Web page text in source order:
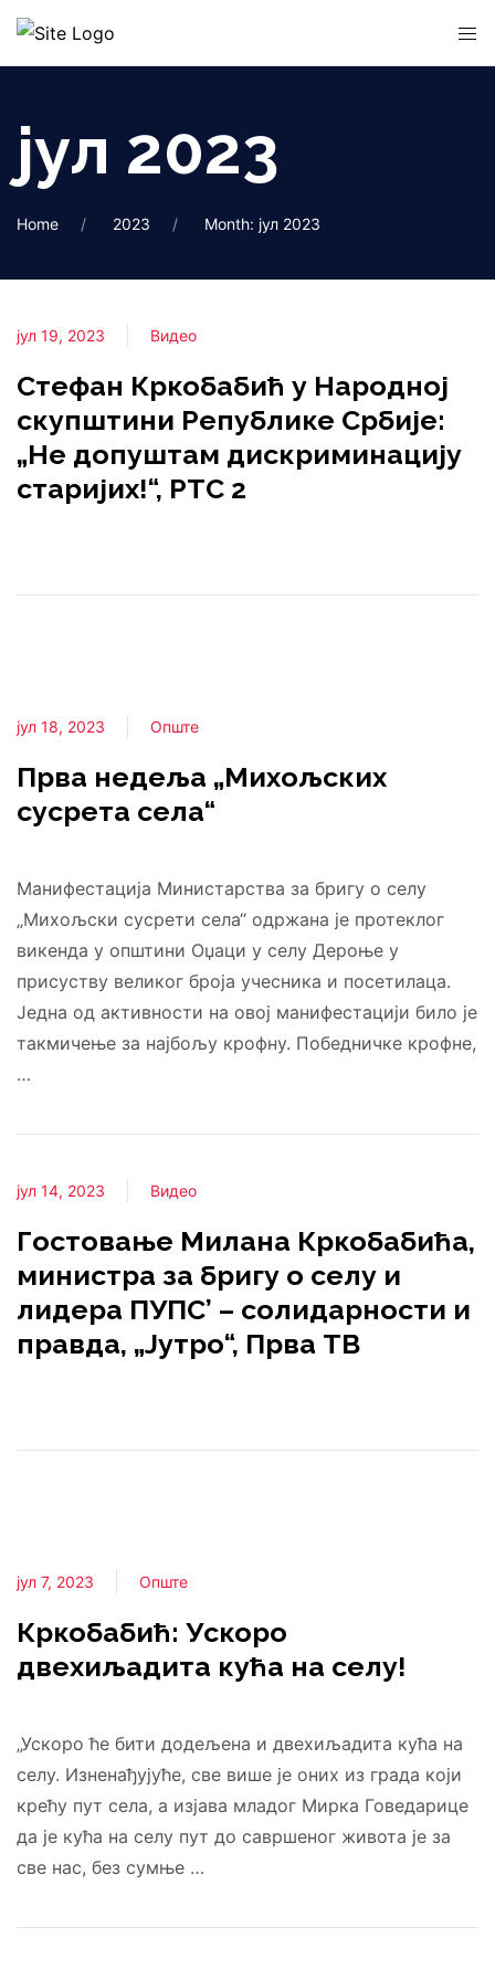
јул 2023
Home 2023 Month: јул 2023
јул 19, 2023 Видео
Стефан Кркобабић у Народној
скупштини Републике Србије:
„Не допуштам дискриминацију
старијих!“, РТС 2
јул 18, 2023 Опште
Прва недеља „Михољских
сусрета села“
Манифестација Министарства за бригу о селу
„Михољски сусрети села“ одржана је протеклог
викенда у општини Оџаци у селу Дероње у
присуству великог броја учесника и посетилаца.
Једна од активности на овој манифестацији било је
такмичење за најбољу крофну. Победничке крофне,
…
јул 14, 2023 Видео
Гостовање Милана Кркобабића,
министра за бригу о селу и
лидера ПУПС’ – солидарности и
правда, „Јутро“, Прва ТВ
јул 7, 2023 Опште
Кркобабић: Ускоро
двехиљадита кућа на селу!
„Ускоро ће бити додељена и двехиљадита кућа на
селу. Изненађујуће, све више је оних из града који
крећу пут села, а изјава младог Мирка Говедарице
да је кућа на селу пут до савршеног живота је за
све нас, без сумње …